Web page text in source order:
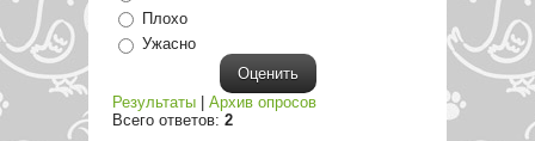
Плохо
Ужасно
Результаты
Архив опросов
Всего ответов: 2